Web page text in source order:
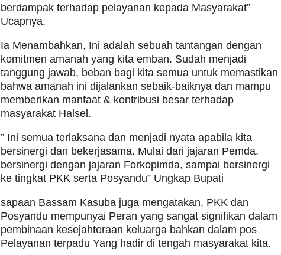
berdampak terhadap pelayanan kepada Masyarakat”
Ucapnya.
Ia Menambahkan, Ini adalah sebuah tantangan dengan
komitmen amanah yang kita emban. Sudah menjadi
tanggung jawab, beban bagi kita semua untuk memastikan
bahwa amanah ini dijalankan sebaik-baiknya dan mampu
memberikan manfaat & kontribusi besar terhadap
masyarakat Halsel.
” Ini semua terlaksana dan menjadi nyata apabila kita
bersinergi dan bekerjasama. Mulai dari jajaran Pemda,
bersinergi dengan jajaran Forkopimda, sampai bersinergi
ke tingkat PKK serta Posyandu” Ungkap Bupati
sapaan Bassam Kasuba juga mengatakan, PKK dan
Posyandu mempunyai Peran yang sangat signifikan dalam
pembinaan kesejahteraan keluarga bahkan dalam pos
Pelayanan terpadu Yang hadir di tengah masyarakat kita.